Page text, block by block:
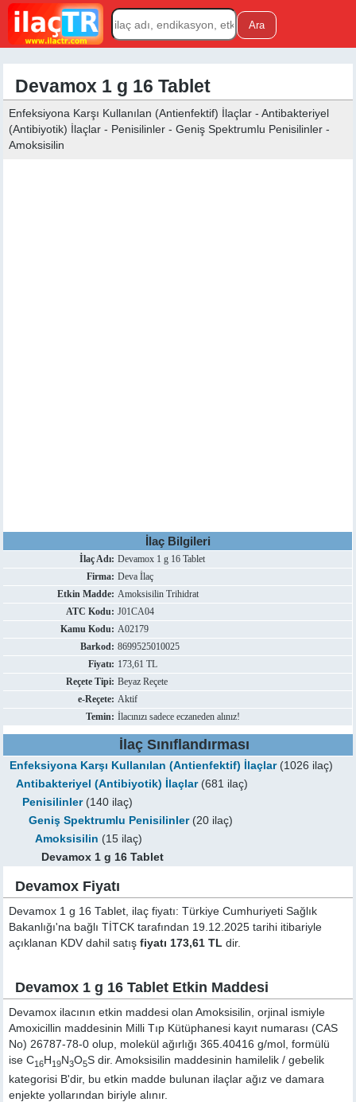
Devamox 1 g 16 Tablet
Enfeksiyona Karşı Kullanılan (Antienfektif) İlaçlar - Antibakteriyel
(Antibiyotik) İlaçlar - Penisilinler - Geniş Spektrumlu Penisilinler -
Amoksisilin
İlaç Bilgileri
İlaç Adı: Devamox 1 g 16 Tablet
Firma: Deva İlaç
Etkin Madde: Amoksisilin Trihidrat
ATC Kodu: J01CA04
Kamu Kodu: A02179
Barkod: 8699525010025
Fiyatı: 173,61 TL
Reçete Tipi: Beyaz Reçete
e-Reçete: Aktif
Temin: İlacınızı sadece eczaneden alınız!
İlaç Sınıflandırması
Enfeksiyona Karşı Kullanılan (Antienfektif) İlaçlar(1026 ilaç)
Antibakteriyel (Antibiyotik) İlaçlar(681 ilaç)
Penisilinler(140 ilaç)
Geniş Spektrumlu Penisilinler(20 ilaç)
Amoksisilin (15 ilaç)
Devamox 1 g 16 Tablet
Devamox Fiyatı
Devamox 1 g 16 Tablet, ilaç fiyatı: Türkiye Cumhuriyeti Sağlık
Bakanlığı'na bağlı TİTCK tarafından 19.12.2025 tarihi itibariyle
açıklanan KDV dahil satışfiyatı 173,61 TL dir.
Devamox 1 g 16 Tablet Etkin Maddesi
Devamox ilacının etkin maddesi olan Amoksisilin, orjinal ismiyle
Amoxicillin maddesinin Milli Tıp Kütüphanesi kayıt numarası (CAS
No) 26787-78-0 olup, molekül ağırlığı 365.40416 g/mol, formülü
ise C16H 19N3O5S dir. Amoksisilin maddesinin hamilelik / gebelik
kategorisi B'dir, bu etkin madde bulunan ilaçlar ağız ve damara
enjekte yollarından biriyle alınır.